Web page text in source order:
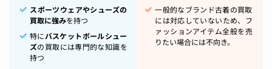
スポーツウェアやシューズの
買取に強みを持つ
特にバスケットボールシュー
ズの買取には専門的な知識を
持つ
一般的なブランド古着の買取
には対応していないため、フ
ァッションアイテム全般を売
りたい場合には不向き。